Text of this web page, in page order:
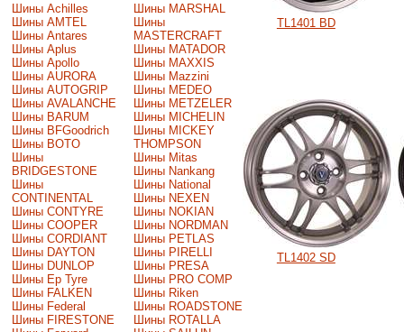
Шины Achilles
Шины AMTEL
Шины Antares
Шины Aplus
Шины Apollo
Шины AURORA
Шины AUTOGRIP
Шины AVALANCHE
Шины BARUM
Шины BFGoodrich
Шины BOTO
Шины
BRIDGESTONE
Шины
CONTINENTAL
Шины CONTYRE
Шины COOPER
Шины CORDIANT
Шины DAYTON
Шины DUNLOP
Шины Ep Tyre
Шины FALKEN
Шины Federal
Шины FIRESTONE
Шины MARSHAL
Шины
MASTERCRAFT
Шины MATADOR
Шины MAXXIS
Шины Mazzini
Шины MEDEO
Шины METZELER
Шины MICHELIN
Шины MICKEY
THOMPSON
Шины Mitas
Шины Nankang
Шины National
Шины NEXEN
Шины NOKIAN
Шины NORDMAN
Шины PETLAS
Шины PIRELLI
Шины PRESA
Шины PRO COMP
Шины Riken
Шины ROADSTONE
Шины ROTALLA
TL1401 BD
TL1402 SD